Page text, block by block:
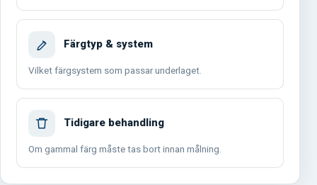
Färgtyp & system
Vilket färgsystem som passar underlaget.
Tidigare behandling
Om gammal färg måste tas bort innan målning.